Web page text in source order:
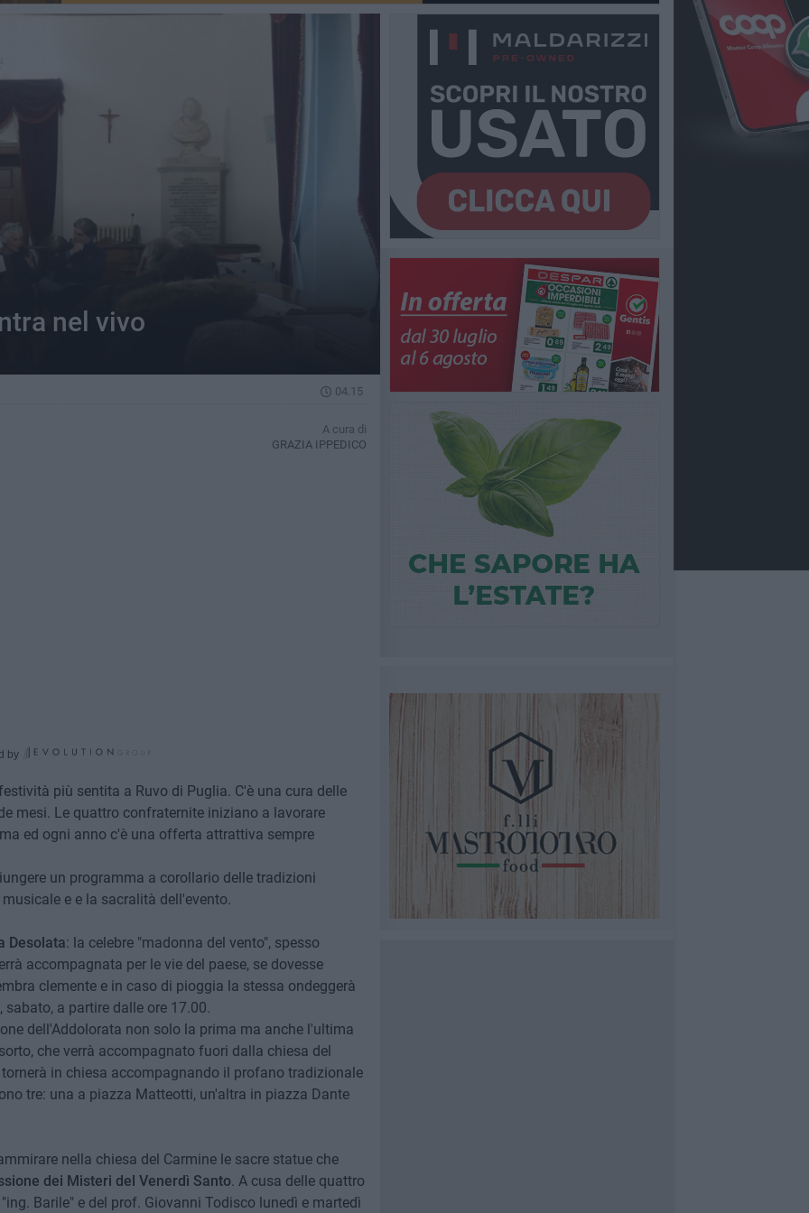
nel vivo
04.15
A cura di
GRAZIA IPPEDICO
by
più sentita a Ruvo di Puglia. C'è una cura delle
mesi. Le quattro confraternite iniziano a lavorare
ed ogni anno c'è una offerta attrattiva sempre
un programma a corollario delle tradizioni
e e la sacralità dell'evento.
Desolata: la celebre "madonna del vento", spesso
accompagnata per le vie del paese, se dovesse
clemente e in caso di pioggia la stessa ondeggerà
a partire dalle ore 17.00.
dell'Addolorata non solo la prima ma anche l'ultima
che verrà accompagnato fuori dalla chiesa del
in chiesa accompagnando il profano tradizionale
tre: una a piazza Matteotti, un'altra in piazza Dante
nella chiesa del Carmine le sacre statue che
dei Misteri del Venerdì Santo. A cusa delle quattro
Barile" e del prof. Giovanni Todisco lunedì e martedì